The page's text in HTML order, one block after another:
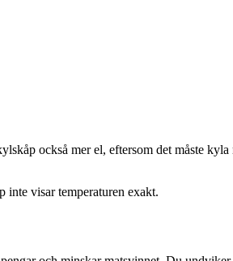
också mer el, eftersom det måste
inte visar temperaturen exakt.